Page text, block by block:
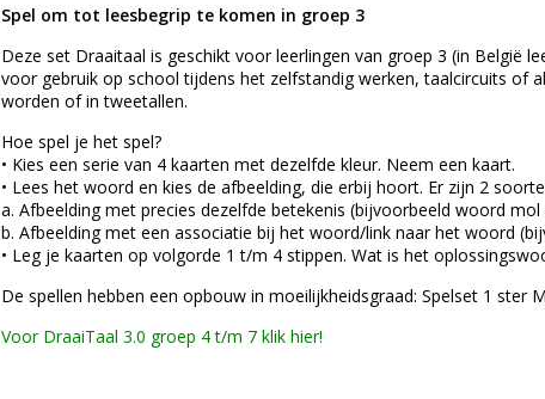
Spel om tot leesbegrip te komen in groep 3
Deze set Draaitaal is geschikt voor leerlingen van groep 3 (in België
voor gebruik op school tijdens het zelfstandig werken, taalcircuits of
worden of in tweetallen.
Hoe spel je het spel?
• Kies een serie van 4 kaarten met dezelfde kleur. Neem een kaart.
• Lees het woord en kies de afbeelding, die erbij hoort. Er zijn 2
a. Afbeelding met precies dezelfde betekenis (bijvoorbeeld woord
b. Afbeelding met een associatie bij het woord/link naar het woord
• Leg je kaarten op volgorde 1 t/m 4 stippen. Wat is het
De spellen hebben een opbouw in moeilijkheidsgraad: Spelset 1 ster
Voor DraaiTaal 3.0 groep 4 t/m 7 klik hier!